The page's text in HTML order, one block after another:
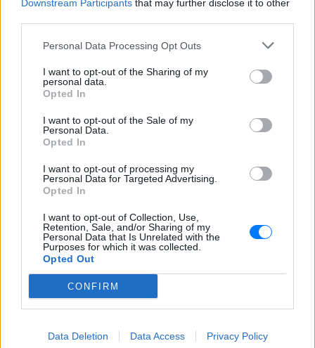
Downstream Participants that may further disclose it to other
Personal Data Processing Opt Outs
I want to opt-out of the Sharing of my
personal data.
Opted In
I want to opt-out of the Sale of my
Personal Data.
Opted In
I want to opt-out of processing my
Personal Data for Targeted Advertising.
Opted In
I want to opt-out of Collection, Use,
Retention, Sale, and/or Sharing of my
Personal Data that Is Unrelated with the
Purposes for which it was collected.
Opted Out
CONFIRM
Data Deletion Data Access Privacy Policy
ΔΕΙΤΕ ΕΠΙΣΗΣ
στη Βρετανία τα απαγορεύουν
αλυσίδα Wetherspoons και τον όμιλο ATG
Theatres, ολοένα περισσότεροι χώροι
εστίασης και ψυχαγωγίας κλείνουν την
Ο εκλεκτός του Τραμπ: Το
κρυφό σχέδιο διαδοχής στην
ηγεσία του MAGA
ιδιωτικά το πιο ξεκάθαρο μέχρι σήμερα
σήμα υπέρ του αντιπροέδρου ως
Κόμμα, ενώ παράλληλα διατηρεί ανοιχτή
την εξίσωση με τον Μάρκο Ρούμπιο.